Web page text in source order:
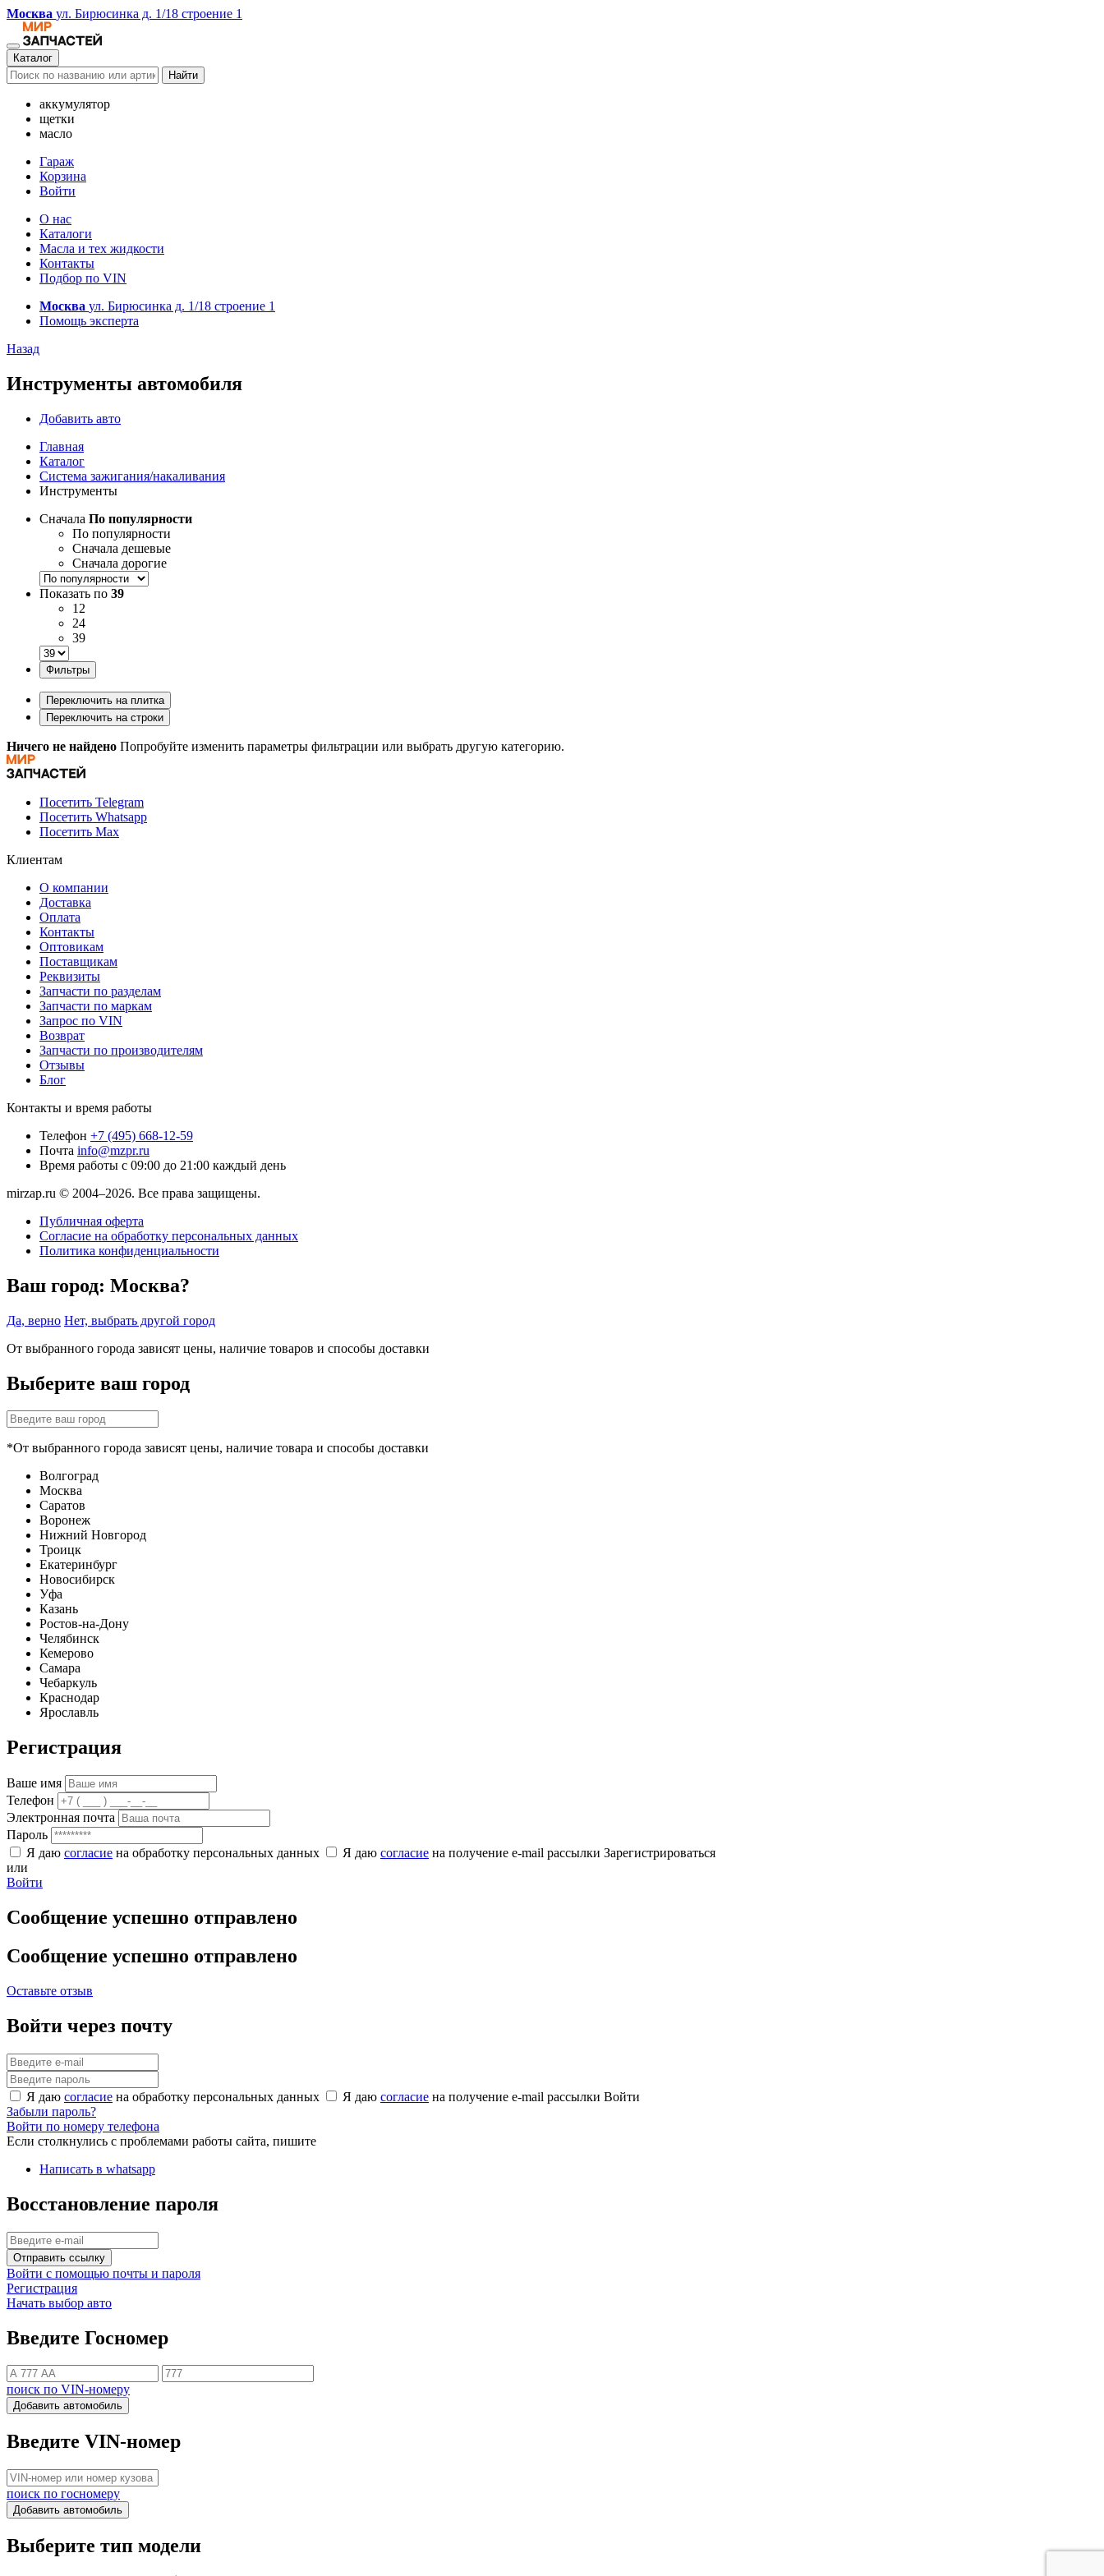
Москва ул. Бирюсинка д. 1/18 строение 1
Каталог
Найти
аккумулятор
щетки
масло
Гараж
Корзина
Войти
О нас
Каталоги
Масла и тех жидкости
Контакты
Подбор по VIN
Москва ул. Бирюсинка д. 1/18 строение 1
Помощь эксперта
Назад
Инструменты автомобиля
Добавить авто
Главная
Каталог
Система зажигания/накаливания
Инструменты
Сначала По популярности
По популярности
Сначала дешевые
Сначала дорогие
Показать по 39
12
24
39
Фильтры
Переключить на плитка
Переключить на строки
Ничего не найдено Попробуйте изменить параметры фильтрации или выбрать другую категорию.
Посетить Telegram
Посетить Whatsapp
Посетить Max
Клиентам
О компании
Доставка
Оплата
Контакты
Оптовикам
Поставщикам
Реквизиты
Запчасти по разделам
Запчасти по маркам
Запрос по VIN
Возврат
Запчасти по производителям
Отзывы
Блог
Контакты и время работы
Телефон +7 (495) 668-12-59
Почта info@mzpr.ru
Время работы с 09:00 до 21:00 каждый день
mirzap.ru © 2004–2026. Все права защищены.
Публичная оферта
Согласие на обработку персональных данных
Политика конфиденциальности
Ваш город: Москва?
Да, верно Нет, выбрать другой город
От выбранного города зависят цены, наличие товаров и способы доставки
Выберите ваш город
*От выбранного города зависят цены, наличие товара и способы доставки
Волгоград
Москва
Саратов
Воронеж
Нижний Новгород
Троицк
Екатеринбург
Новосибирск
Уфа
Казань
Ростов-на-Дону
Челябинск
Кемерово
Самара
Чебаркуль
Краснодар
Ярославль
Регистрация
Ваше имя
Телефон
Электронная почта
Пароль
Я даю согласие на обработку персональных данных Я даю согласие на получение e-mail рассылки Зарегистрироваться
или
Войти
Сообщение успешно отправлено
Сообщение успешно отправлено
Оставьте отзыв
Войти через почту
Я даю согласие на обработку персональных данных Я даю согласие на получение e-mail рассылки Войти
Забыли пароль?
Войти по номеру телефона
Если столкнулись с проблемами работы сайта, пишите
Написать в whatsapp
Восстановление пароля
Отправить ссылку
Войти с помощью почты и пароля
Регистрация
Начать выбор авто
Введите Госномер
поиск по VIN-номеру
Добавить автомобиль
Введите VIN-номер
поиск по госномеру
Добавить автомобиль
Выберите тип модели